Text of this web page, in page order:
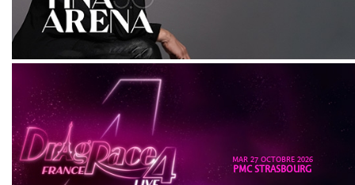
MAR 27 OCTOBRE 2026
PMC STRASBOURG